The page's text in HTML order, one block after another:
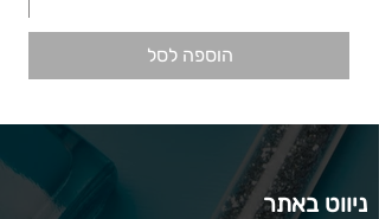
הוספה לסל
ניווט באתר